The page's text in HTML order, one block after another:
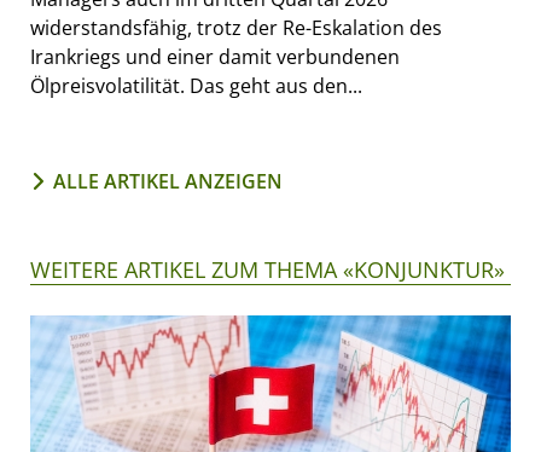
widerstandsfähig, trotz der Re-Eskalation des
Irankriegs und einer damit verbundenen
Ölpreisvolatilität. Das geht aus den...
ALLE ARTIKEL ANZEIGEN
WEITERE ARTIKEL ZUM THEMA «KONJUNKTUR»